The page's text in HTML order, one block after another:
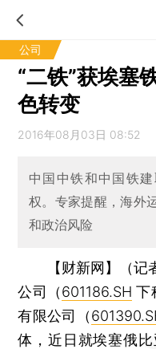
公司
“二铁”获埃塞
色转变
2016年08月03日 08:52
中国中铁和中国铁
权。专家提醒，海外
和政治风险
【财新网】（记
公司（601186.SH 下
有限公司（
体，近日就埃塞俄